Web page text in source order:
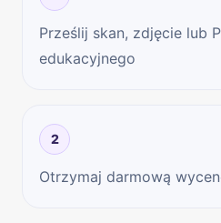
Prześlij skan, zdjęcie lub
edukacyjnego
2
Otrzymaj darmową